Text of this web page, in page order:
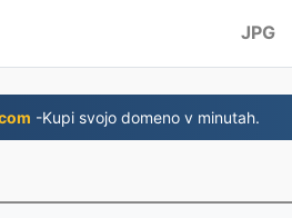
JPG
-Kupi svojo domeno v minutah.